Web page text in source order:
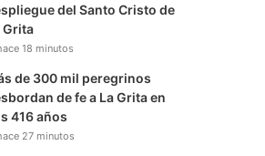
del Santo Cristo de
Grita
18 minutos
de 300 mil peregrinos
de fe a La Grita en
416 años
27 minutos